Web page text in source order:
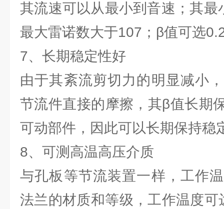
其流速可以从最小到音速；其
最大雷诺数大于107；β值可选
7、长期稳定性好
由于其紊流剪切力的明显减小
节流件直接的摩擦，其β值长期
可动部件，因此可以长期保持稳
8、可测高温高压介质
与孔板等节流装置一样，工作
法兰的材质和等级，工作温度